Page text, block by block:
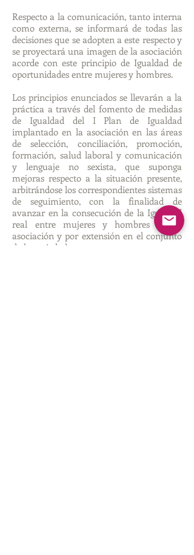
Respecto a la comunicación, tanto interna
como externa, se informará de todas las
decisiones que se adopten a este respecto y
se proyectará una imagen de la asociación
acorde con este principio de Igualdad de
oportunidades entre mujeres y hombres.
Los principios enunciados se llevarán a la
práctica a través del fomento de medidas
de Igualdad del I Plan de Igualdad
implantado en la asociación en las áreas
de selección, conciliación, promoción,
formación, salud laboral y comunicación
y lenguaje no sexista, que suponga
mejoras respecto a la situación presente,
arbitrándose los correspondientes sistemas
de seguimiento, con la finalidad de
avanzar en la consecución de la Igualdad
real entre mujeres y hombres en la
asociación y por extensión en el conjunto
de la sociedad.